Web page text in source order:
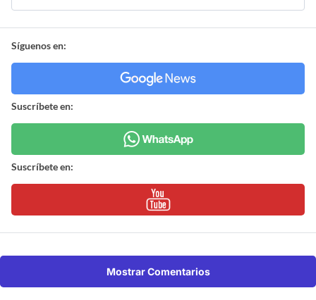
Síguenos en:
Suscríbete en:
Suscríbete en:
Mostrar Comentarios